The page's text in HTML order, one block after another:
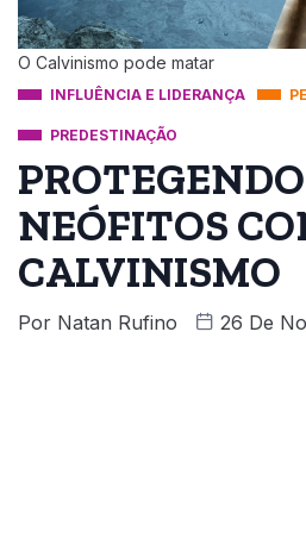
O Calvinismo pode matar
INFLUÊNCIA E LIDERANÇA
PREDESTINAÇÃO
PROTEGENDO
NEÓFITOS
CALVINISMO
Por Natan Rufino 26 De